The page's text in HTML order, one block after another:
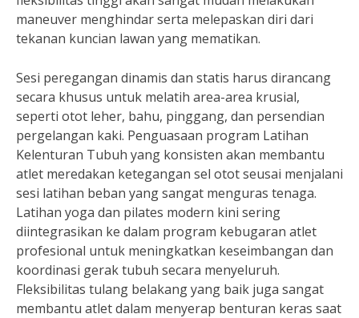
maneuver menghindar serta melepaskan diri dari
tekanan kuncian lawan yang mematikan.
Sesi peregangan dinamis dan statis harus dirancang
secara khusus untuk melatih area-area krusial,
seperti otot leher, bahu, pinggang, dan persendian
pergelangan kaki. Penguasaan program Latihan
Kelenturan Tubuh yang konsisten akan membantu
atlet meredakan ketegangan sel otot seusai menjalani
sesi latihan beban yang sangat menguras tenaga.
Latihan yoga dan pilates modern kini sering
diintegrasikan ke dalam program kebugaran atlet
profesional untuk meningkatkan keseimbangan dan
koordinasi gerak tubuh secara menyeluruh.
Fleksibilitas tulang belakang yang baik juga sangat
membantu atlet dalam menyerap benturan keras saat